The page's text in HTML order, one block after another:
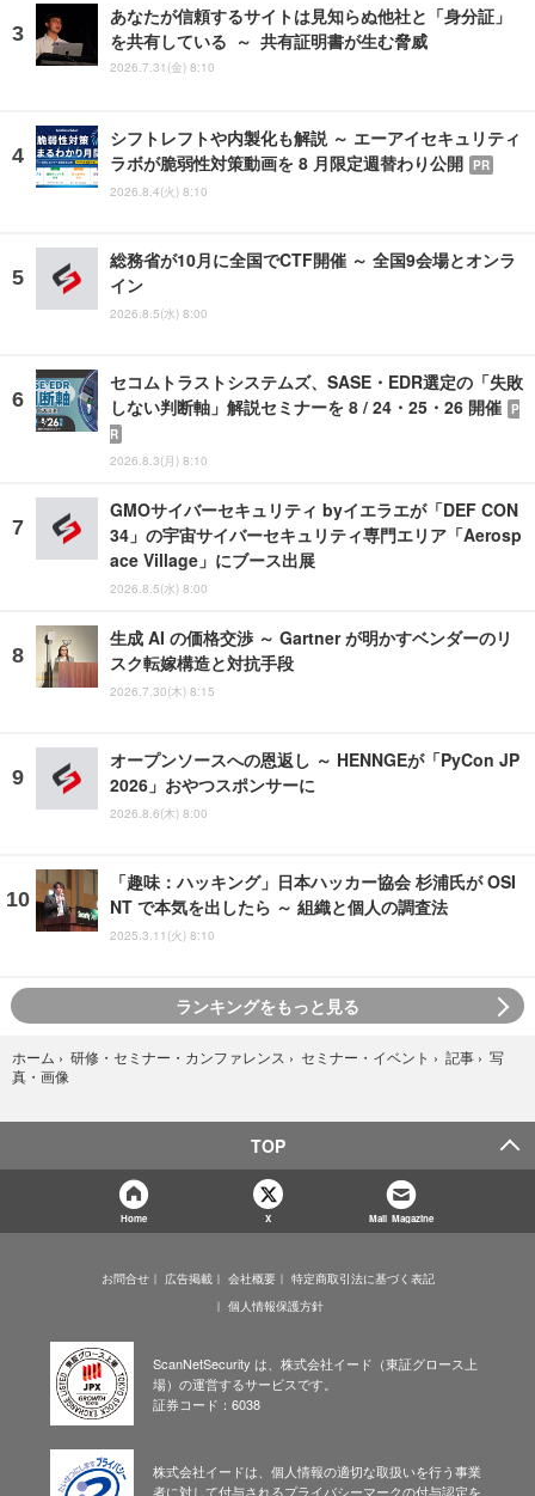
あなたが信頼するサイトは見知らぬ他社と「身分証」
を共有している ～ 共有証明書が生む脅威
2026.7.31(金) 8:10
シフトレフトや内製化も解説 ～ エーアイセキュリティ
ラボが脆弱性対策動画を 8 月限定週替わり公開 PR
2026.8.4(火) 8:10
総務省が10月に全国でCTF開催 ～ 全国9会場とオンラ
イン
2026.8.5(水) 8:00
セコムトラストシステムズ、SASE・EDR選定の「失敗
しない判断軸」解説セミナーを 8 / 24・25・26 開催 P
R
2026.8.3(月) 8:10
GMOサイバーセキュリティ byイエラエが「DEF CON
34」の宇宙サイバーセキュリティ専門エリア「Aerosp
ace Village」にブース出展
2026.8.5(水) 8:00
生成 AI の価格交渉 ～ Gartner が明かすベンダーのリ
スク転嫁構造と対抗手段
2026.7.30(木) 8:15
オープンソースへの恩返し ～ HENNGEが「PyCon JP
2026」おやつスポンサーに
2026.8.6(木) 8:00
「趣味：ハッキング」日本ハッカー協会 杉浦氏が OSI
NT で本気を出したら ～ 組織と個人の調査法
2025.3.11(火) 8:10
ランキングをもっと見る
ホーム › 研修・セミナー・カンファレンス › セミナー・イベント › 記事 › 写
真・画像
TOP
Home X Mail Magazine
お問合せ 広告掲載 会社概要
特定商取引法に基づく表記
個人情報保護方針
ScanNetSecurity は、株式会社イード（東証グロース上
場）の運営するサービスです。
証券コード：6038
株式会社イードは、個人情報の適切な取扱いを行う事業
者に対して付与されるプライバシーマークの付与認定を